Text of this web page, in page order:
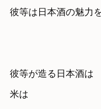
彼等が造る日本酒は
米は